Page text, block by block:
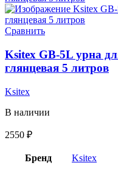
Сравнить
Ksitex GB-5L урна
глянцевая 5 литров
Ksitex
В наличии
2550 ₽
Бренд Ksitex